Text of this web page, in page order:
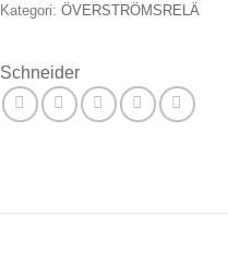
Kategori: ÖVERSTRÖMSRELÄ
Schneider